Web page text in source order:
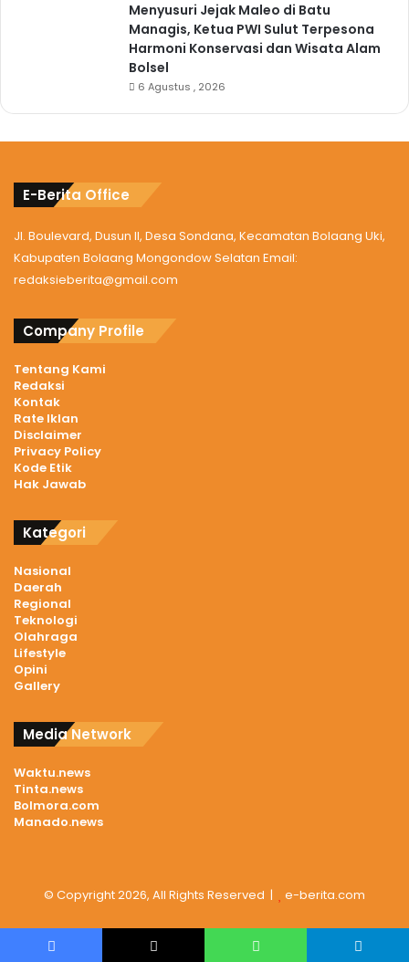
Menyusuri Jejak Maleo di Batu
Managis, Ketua PWI Sulut Terpesona
Harmoni Konservasi dan Wisata Alam
Bolsel
6 Agustus , 2026
E-Berita Office
Jl. Boulevard, Dusun II, Desa Sondana, Kecamatan Bolaang Uki,
Kabupaten Bolaang Mongondow Selatan Email:
redaksieberita@gmail.com
Company Profile
Tentang Kami
Redaksi
Kontak
Rate Iklan
Disclaimer
Privacy Policy
Kode Etik
Hak Jawab
Kategori
Nasional
Daerah
Regional
Teknologi
Olahraga
Lifestyle
Opini
Gallery
Media Network
Waktu.news
Tinta.news
Bolmora.com
Manado.news
© Copyright 2026, All Rights Reserved | e-berita.com